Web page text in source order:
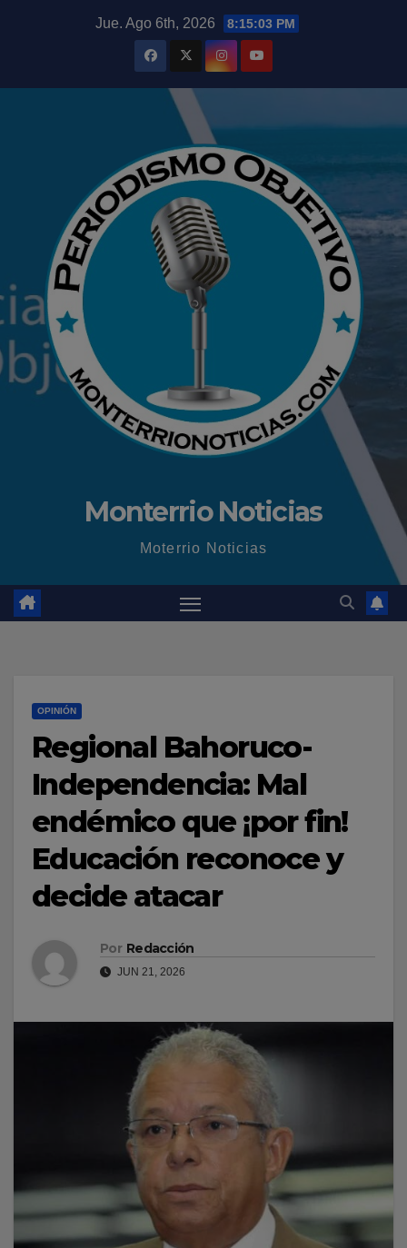
Jue. Ago 6th, 2026 8:15:04 PM
Monterrio Noticias
Moterrio Noticias
OPINIÓN
Regional Bahoruco-
Independencia: Mal
endémico que ¡por fin!
Educación reconoce y
decide atacar
Por Redacción
JUN 21, 2026
modal-check